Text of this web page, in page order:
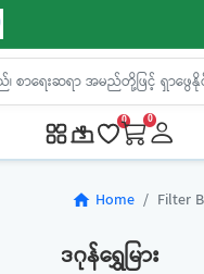
0 0
home Home Filter
ဒဂုန်ရွှေမြား